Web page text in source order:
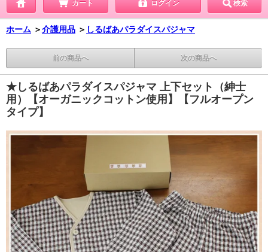
カート ログイン 検索
ホーム ＞介護用品 ＞ しるばあパラダイスパジャマ
前の商品へ 次の商品へ
★しるばあパラダイスパジャマ 上下セット（紳士
用）【オーガニックコットン使用】【フルオープン
タイプ】